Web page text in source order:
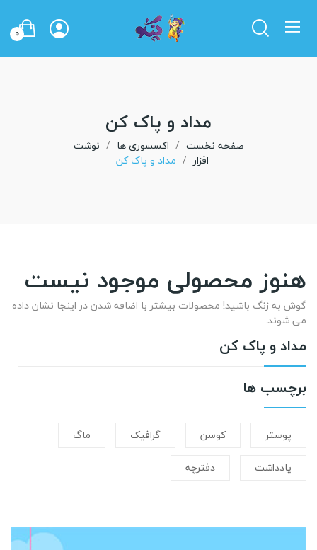
0
مداد و پاک کن
صفحه نخست اکسسوری ها
نوشت
افزار
مداد و پاک کن
مداد و پاک کن
برچسب ها
پوستر کوسن گرافیک
ماگ
یادداشت
دفترچه
هنوز محصولی موجود نیست
گوش به زنگ باشید! محصولات بیشتر با اضافه شدن در اینجا نشان داده
می شوند.